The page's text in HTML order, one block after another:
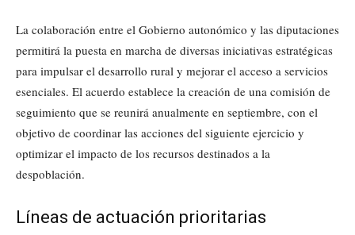
La colaboración entre el Gobierno autonómico y las diputaciones
permitirá la puesta en marcha de diversas iniciativas estratégicas
para impulsar el desarrollo rural y mejorar el acceso a servicios
esenciales. El acuerdo establece la creación de una comisión de
seguimiento que se reunirá anualmente en septiembre, con el
objetivo de coordinar las acciones del siguiente ejercicio y
optimizar el impacto de los recursos destinados a la
despoblación.
Líneas de actuación prioritarias